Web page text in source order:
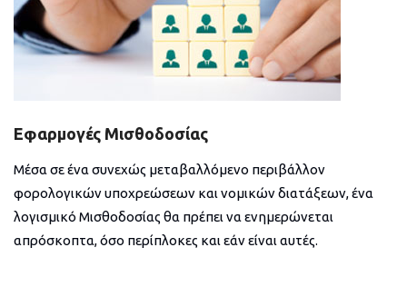
Εφαρμογές Μισθοδοσίας
Μέσα σε ένα συνεχώς μεταβαλλόμενο περιβάλλον
φορολογικών υποχρεώσεων και νομικών διατάξεων, ένα
λογισμικό Μισθοδοσίας θα πρέπει να ενημερώνεται
απρόσκοπτα, όσο περίπλοκες και εάν είναι αυτές.